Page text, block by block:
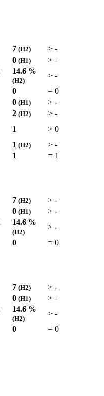
7 (H2) > -
0 (H1) > -
14.6 %
(H2)
> -
0 = 0
0 (H1) > -
2 (H2) > -
1 > 0
1 (H2) > -
1 = 1
7 (H2) > -
0 (H1) > -
14.6 %
(H2)
> -
0 = 0
7 (H2) > -
0 (H1) > -
14.6 %
(H2)
> -
0 = 0